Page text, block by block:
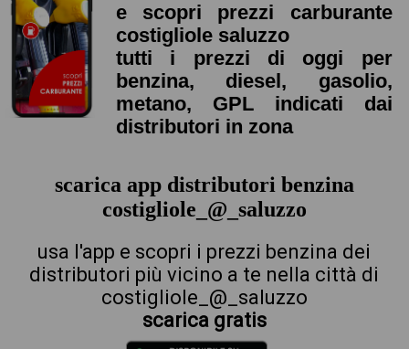
e scopri prezzi carburante
costigliole saluzzo
tutti i prezzi di oggi per
benzina, diesel, gasolio,
metano, GPL indicati dai
distributori in zona
scarica app distributori benzina
costigliole_@_saluzzo
usa l'app e scopri i prezzi benzina dei
distributori più vicino a te nella città di
costigliole_@_saluzzo
scarica gratis